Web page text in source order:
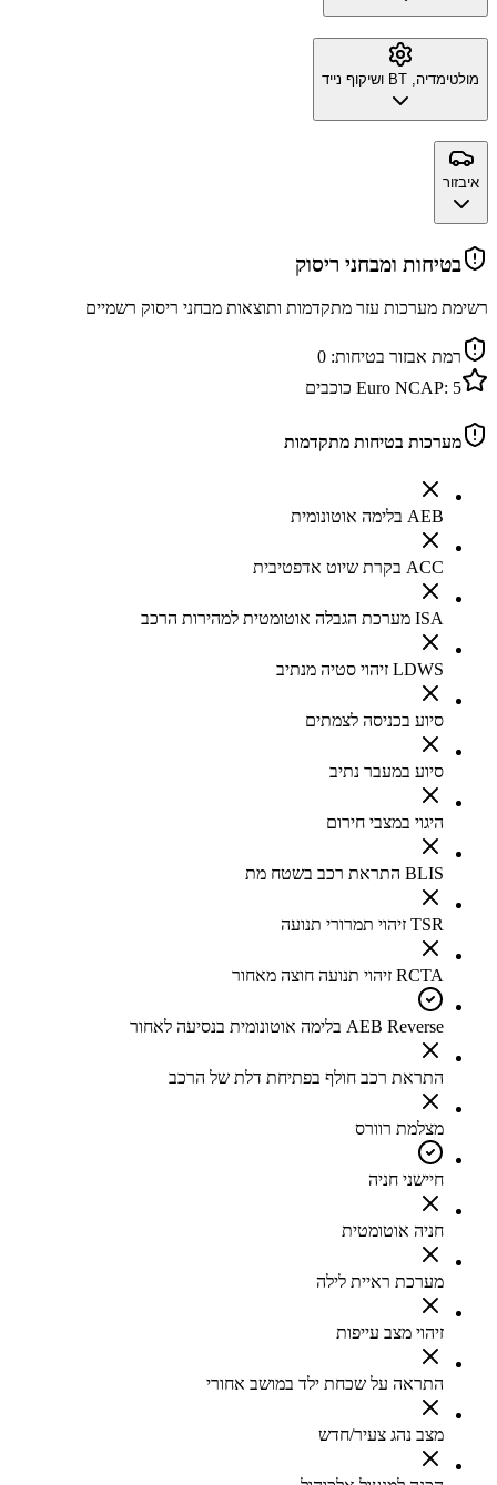
מולטימדיה, BT ושיקוף נייד
איבזור
בטיחות ומבחני ריסוק
רשימת מערכות עזר מתקדמות ותוצאות מבחני ריסוק רשמיים
רמת אבזור בטיחות: 0
Euro NCAP: 5 כוכבים
מערכות בטיחות מתקדמות
AEB בלימה אוטונומית
ACC בקרת שיוט אדפטיבית
ISA מערכת הגבלה אוטומטית למהירות הרכב
LDWS זיהוי סטיה מנתיב
סיוע בכניסה לצמתים
סיוע במעבר נתיב
היגוי במצבי חירום
BLIS התראת רכב בשטח מת
TSR זיהוי תמרורי תנועה
RCTA זיהוי תנועה חוצה מאחור
AEB Reverse בלימה אוטונומית בנסיעה לאחור
התראת רכב חולף בפתיחת דלת של הרכב
מצלמת רוורס
חיישני חניה
חניה אוטומטית
מערכת ראיית לילה
זיהוי מצב עייפות
התראה על שכחת ילד במושב אחורי
מצב נהג צעיר/חדש